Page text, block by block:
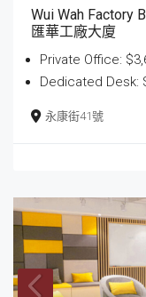
Wui Wah Factory
匯華工廠大廈
Private Office:
Dedicated Desk:
永康街41號